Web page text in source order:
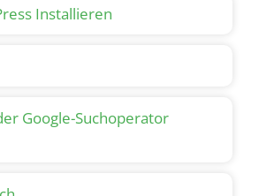
Installieren
Google-Suchoperator